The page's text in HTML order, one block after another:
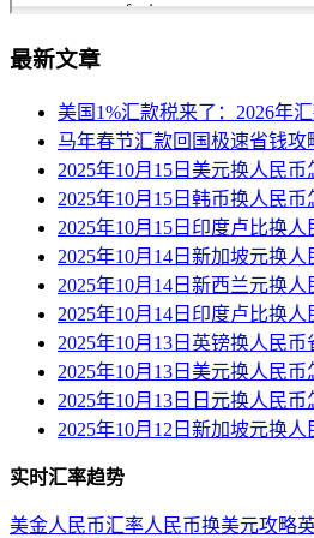
最新文章
美国1%汇款税来了：2026年
马年春节汇款回国极速省钱攻
2025年10月15日美元换人民币
2025年10月15日韩币换人民币
2025年10月15日印度卢比换人
2025年10月14日新加坡元换人
2025年10月14日新西兰元换人
2025年10月14日印度卢比换人
2025年10月13日英镑换人民
2025年10月13日美元换人民币
2025年10月13日日元换人民
2025年10月12日新加坡元换人
实时汇率趋势
美金人民币汇率人民币换美元攻略